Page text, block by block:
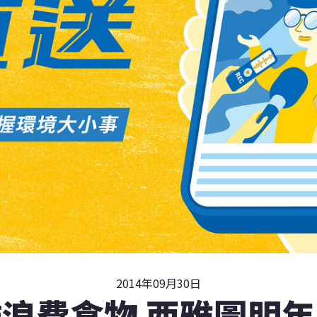
2014年09月30日